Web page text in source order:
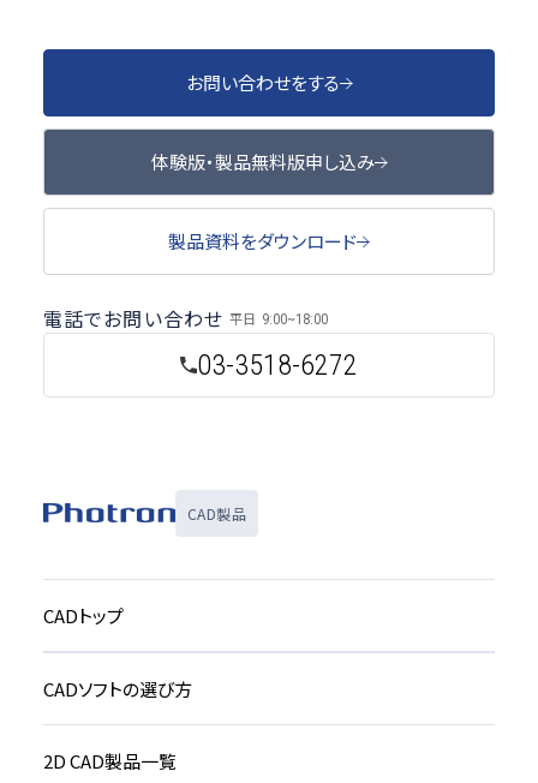
お問い合わせをする
体験版・製品無料版申し込み
製品資料をダウンロード
03-3518-6272
電話でお問い合わせ 平日 9:00~18:00
CAD製品
CADトップ
CADソフトの選び方
2D CAD製品一覧